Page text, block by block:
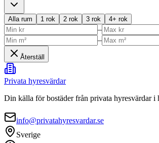
Alla rum 1 rok 2 rok 3 rok 4+ rok
–
–
Återställ
Privata hyresvärdar
Din källa för bostäder från privata hyresvärdar
info@privatahyresvardar.se
Sverige